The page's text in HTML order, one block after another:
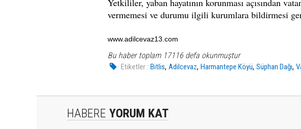
Yetkililer, yaban hayatının korunması açısından
vermemesi ve durumu ilgili kurumlara bildirmesi
www.adilcevaz13.com
Bu haber toplam 17116 defa okunmuştur
Etiketler : Bitlis,Adilcevaz,Harmantepe Köyü,Süphan Dağı,
HABERE YORUM KAT